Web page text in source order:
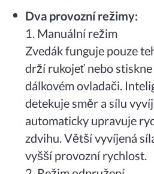
Dva provozní režimy:
1. Manuální režim
Zvedák funguje pouze
drží rukojeť nebo
dálkovém ovladači.
detekuje směr a sílu
automaticky upravuje
zdvihu. Větší vyvíjená
vyšší provozní rychlost.